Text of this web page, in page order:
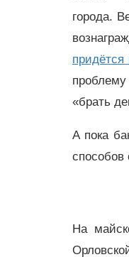
города.
придётся
«брать
А пока
способов
На